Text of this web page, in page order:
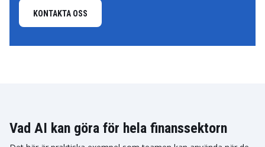
KONTAKTA OSS
Vad AI kan göra för hela finanssektorn